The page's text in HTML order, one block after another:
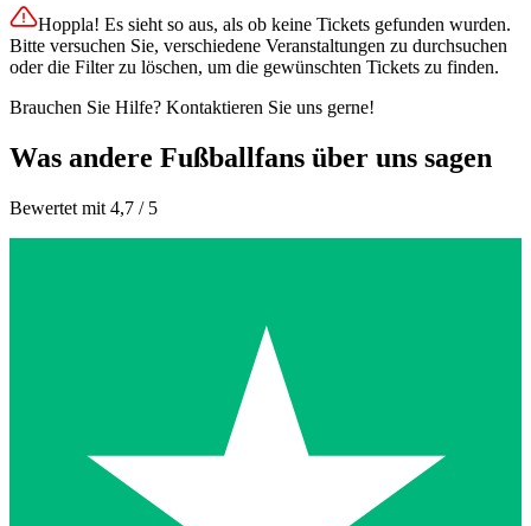
Hoppla! Es sieht so aus, als ob keine Tickets gefunden wurden.
Bitte versuchen Sie, verschiedene Veranstaltungen zu durchsuchen
oder die Filter zu löschen, um die gewünschten Tickets zu finden.
Brauchen Sie Hilfe? Kontaktieren Sie uns gerne!
Was andere Fußballfans über uns sagen
Bewertet mit 4,7 / 5